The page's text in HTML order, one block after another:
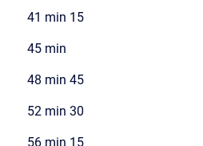
41 min 15
45 min
48 min 45
52 min 30
56 min 15